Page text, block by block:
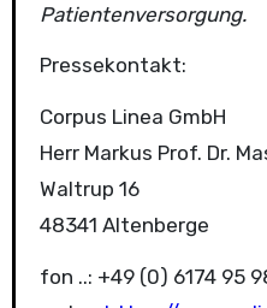
Patientenversorgung.
Pressekontakt:
Corpus Linea GmbH
Herr Markus Prof. Dr.
Waltrup 16
48341 Altenberge
fon ..: +49 (0) 6174 95